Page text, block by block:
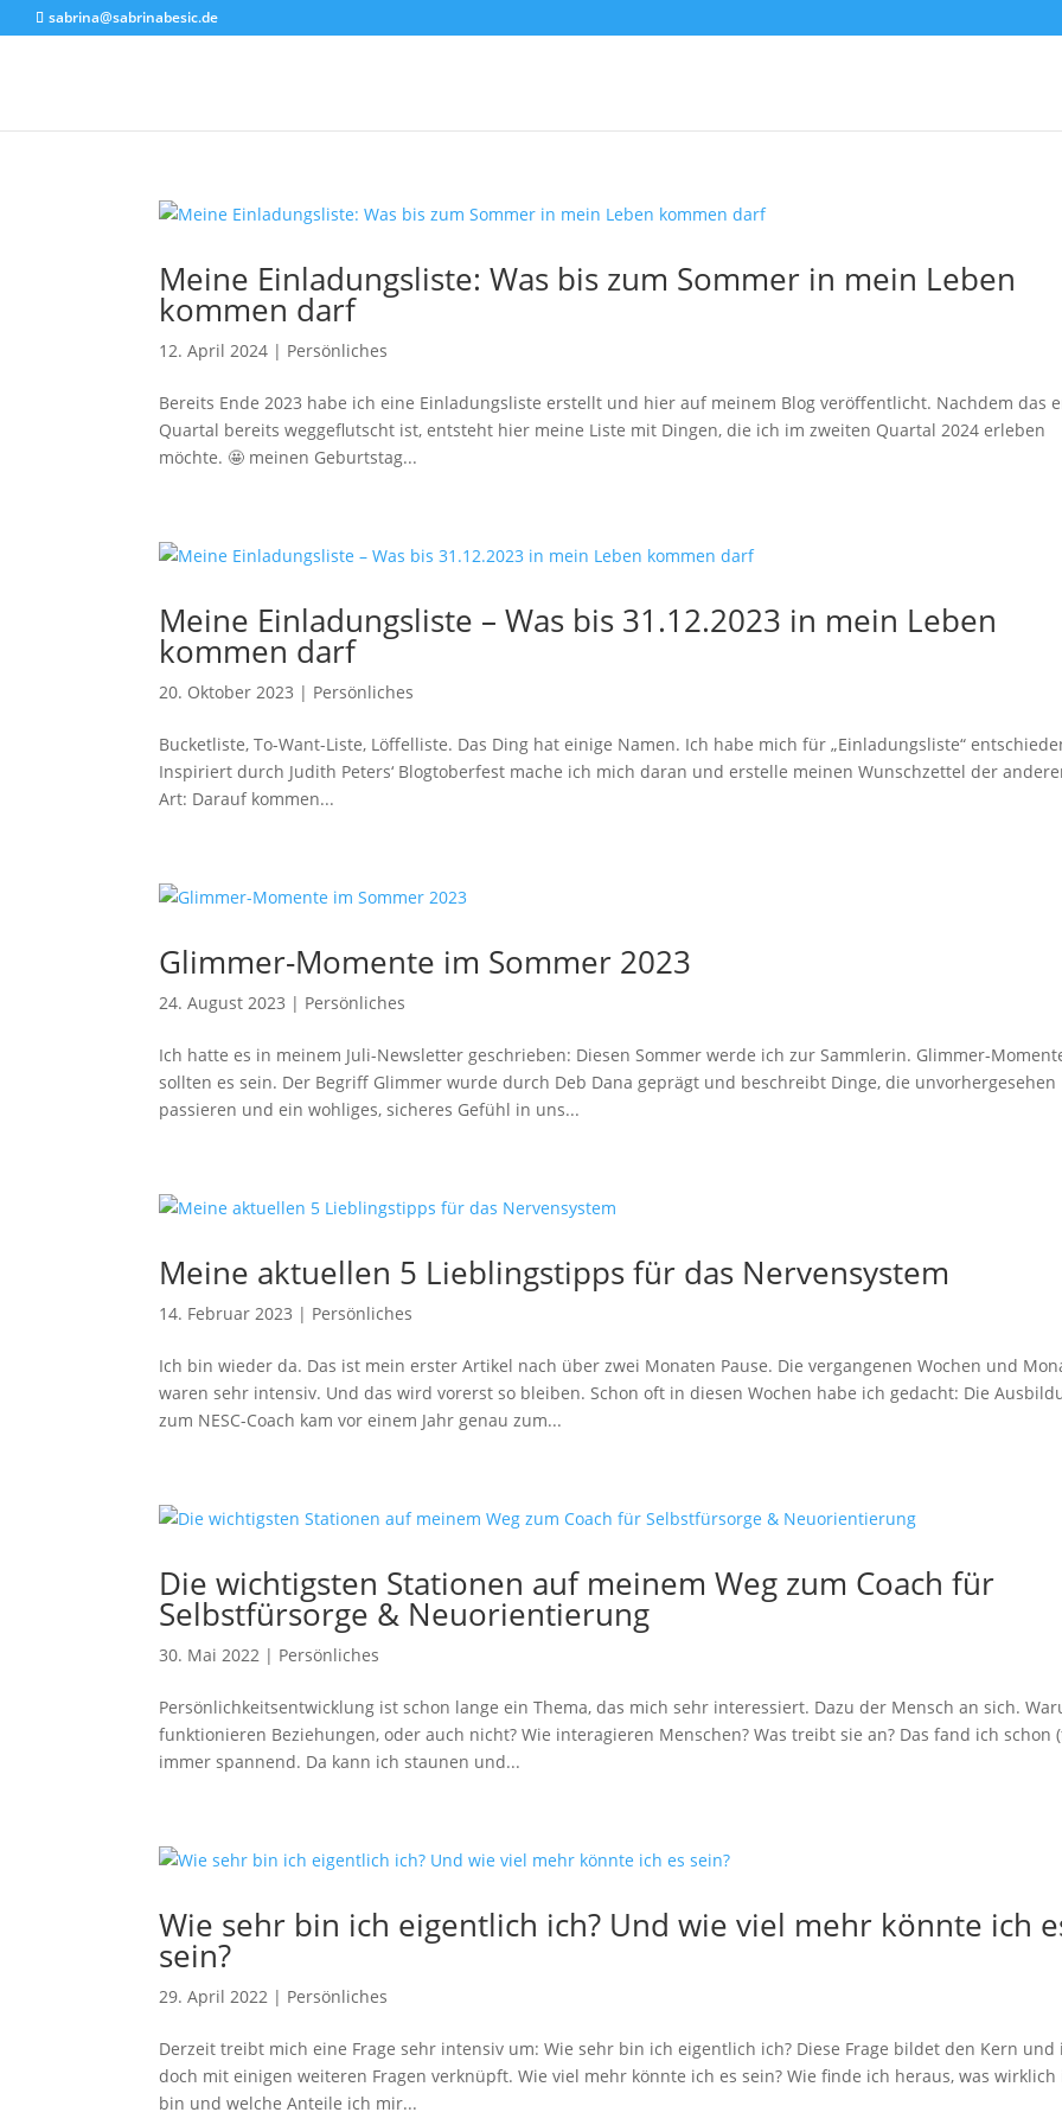
sabrina@sabrinabesic.de
Meine Einladungsliste: Was bis zum Sommer in mein Leben
kommen darf
12. April 2024 | Persönliches
Bereits Ende 2023 habe ich eine Einladungsliste erstellt und hier auf meinem Blog veröffentlicht. Nachdem das
Quartal bereits weggeflutscht ist, entsteht hier meine Liste mit Dingen, die ich im zweiten Quartal 2024 erleben
möchte. 🤩 meinen Geburtstag...
Meine Einladungsliste – Was bis 31.12.2023 in mein Leben
kommen darf
20. Oktober 2023 | Persönliches
Bucketliste, To-Want-Liste, Löffelliste. Das Ding hat einige Namen. Ich habe mich für „Einladungsliste“
Inspiriert durch Judith Peters‘ Blogtoberfest mache ich mich daran und erstelle meinen Wunschzettel der
Art: Darauf kommen...
Glimmer-Momente im Sommer 2023
24. August 2023 | Persönliches
Ich hatte es in meinem Juli-Newsletter geschrieben: Diesen Sommer werde ich zur Sammlerin. Glimmer-
sollten es sein. Der Begriff Glimmer wurde durch Deb Dana geprägt und beschreibt Dinge, die unvorhergesehen
passieren und ein wohliges, sicheres Gefühl in uns...
Meine aktuellen 5 Lieblingstipps für das Nervensystem
14. Februar 2023 | Persönliches
Ich bin wieder da. Das ist mein erster Artikel nach über zwei Monaten Pause. Die vergangenen Wochen und
waren sehr intensiv. Und das wird vorerst so bleiben. Schon oft in diesen Wochen habe ich gedacht: Die
zum NESC-Coach kam vor einem Jahr genau zum...
Die wichtigsten Stationen auf meinem Weg zum Coach für
Selbstfürsorge & Neuorientierung
30. Mai 2022 | Persönliches
Persönlichkeitsentwicklung ist schon lange ein Thema, das mich sehr interessiert. Dazu der Mensch an sich.
funktionieren Beziehungen, oder auch nicht? Wie interagieren Menschen? Was treibt sie an? Das fand ich schon
immer spannend. Da kann ich staunen und...
Wie sehr bin ich eigentlich ich? Und wie viel mehr könnte ich
sein?
29. April 2022 | Persönliches
Derzeit treibt mich eine Frage sehr intensiv um: Wie sehr bin ich eigentlich ich? Diese Frage bildet den Kern und
doch mit einigen weiteren Fragen verknüpft. Wie viel mehr könnte ich es sein? Wie finde ich heraus, was wirklich
bin und welche Anteile ich mir...